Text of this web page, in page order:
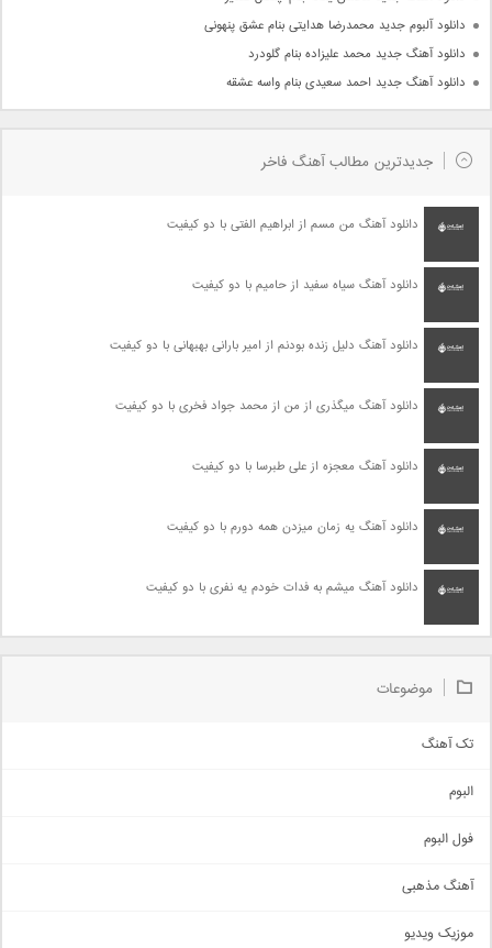
دانلود آلبوم جدید محمدرضا هدایتی بنام عشق پنهونی
دانلود آهنگ جدید محمد علیزاده بنام گلودرد
دانلود آهنگ جدید احمد سعیدی بنام واسه عشقه
جدیدترین مطالب آهنگ فاخر
دانلود آهنگ من مسم از ابراهیم الفتی با دو کیفیت
دانلود آهنگ سیاه سفید از حامیم با دو کیفیت
دانلود آهنگ دلیل زنده بودنم از امیر بارانی بهبهانی با دو کیفیت
دانلود آهنگ میگذری از من از محمد جواد فخری با دو کیفیت
دانلود آهنگ معجزه از علی طبرسا با دو کیفیت
دانلود آهنگ یه زمان میزدن همه دورم با دو کیفیت
دانلود آهنگ میشم به فدات خودم یه نفری با دو کیفیت
موضوعات
تک آهنگ
اجتماعی
حماسی
البوم
فول البوم
آهنگ مذهبی
موزیک ویدیو